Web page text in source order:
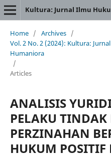
Kultura: Jurnal Ilmu
Home / Archives /
Vol. 2 No. 2 (2024): Kultura:
Humaniora
/
Articles
ANALISIS
PELAKU
PERZINAHAN
HUKUM